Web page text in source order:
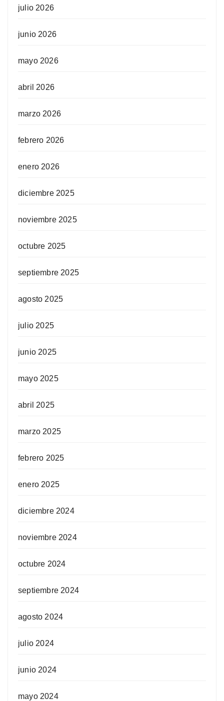
julio 2026
junio 2026
mayo 2026
abril 2026
marzo 2026
febrero 2026
enero 2026
diciembre 2025
noviembre 2025
octubre 2025
septiembre 2025
agosto 2025
julio 2025
junio 2025
mayo 2025
abril 2025
marzo 2025
febrero 2025
enero 2025
diciembre 2024
noviembre 2024
octubre 2024
septiembre 2024
agosto 2024
julio 2024
junio 2024
mayo 2024